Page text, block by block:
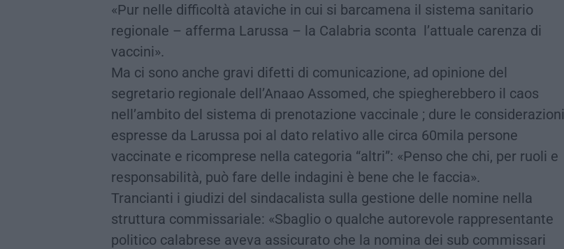
«Pur nelle difficoltà ataviche in cui si barcamena il sistema sanitario
regionale – afferma Larussa – la Calabria sconta l’attuale carenza di
vaccini».
Ma ci sono anche gravi difetti di comunicazione, ad opinione del
segretario regionale dell’Anaao Assomed, che spiegherebbero il caos
nell’ambito del sistema di prenotazione vaccinale ; dure le considerazioni
espresse da Larussa poi al dato relativo alle circa 60mila persone
vaccinate e ricomprese nella categoria “altri”: «Penso che chi, per ruoli e
responsabilità, può fare delle indagini è bene che le faccia».
Trancianti i giudizi del sindacalista sulla gestione delle nomine nella
struttura commissariale: «Sbaglio o qualche autorevole rappresentante
politico calabrese aveva assicurato che la nomina dei sub commissari